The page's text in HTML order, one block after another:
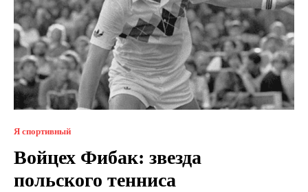
Я спортивный
Войцех Фибак: звезда
польского тенниса